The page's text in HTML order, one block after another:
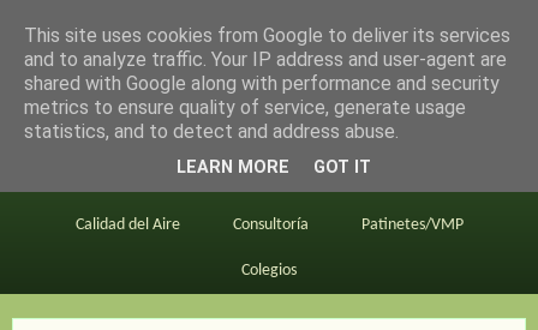
en bici por madrid
Este blog BiciMAD Primeros consejos
Calidad del Aire Consultoría Patinetes/VMP
Colegios
This site uses cookies from Google to deliver its services
and to analyze traffic. Your IP address and user-agent are
shared with Google along with performance and security
metrics to ensure quality of service, generate usage
statistics, and to detect and address abuse.
LEARN MORE GOT IT